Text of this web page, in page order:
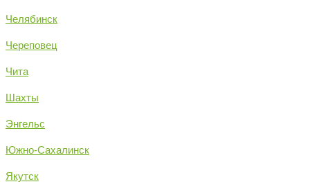
Челябинск
Череповец
Чита
Шахты
Энгельс
Южно-Сахалинск
Якутск